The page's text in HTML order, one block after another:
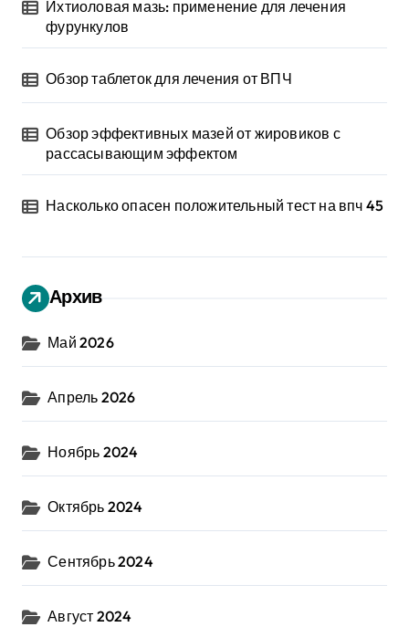
Ихтиоловая мазь: применение для лечения
фурункулов
Обзор таблеток для лечения от ВПЧ
Обзор эффективных мазей от жировиков с
рассасывающим эффектом
Насколько опасен положительный тест на впч 45
Архив
Май 2026
Апрель 2026
Ноябрь 2024
Октябрь 2024
Сентябрь 2024
Август 2024